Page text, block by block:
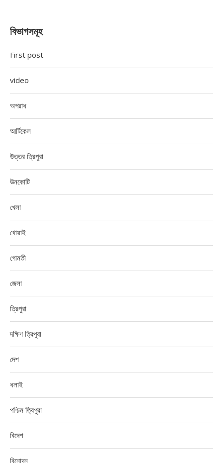
বিভাগসমূহ
First post
video
অপরাধ
আর্টিকেল
উত্তর ত্রিপুরা
ঊনকোটি
খেলা
খোয়াই
গোমতী
জেলা
ত্রিপুরা
দক্ষিণ ত্রিপুরা
দেশ
ধলাই
পশ্চিম ত্রিপুরা
বিদেশ
বিনোদন